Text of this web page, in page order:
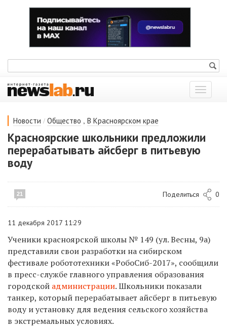
Показать
меню
Новости / Общество , В Красноярском крае
Красноярские школьники предложили
перерабатывать айсберг в питьевую
воду
21 Поделиться 0
11 декабря 2017 11:29
Ученики красноярской школы № 149 (ул. Весны, 9а)
представили свои разработки на сибирском
фестивале робототехники «РобоСиб-2017», сообщили
в пресс-службе главного управления образования
городской администрации. Школьники показали
танкер, который перерабатывает айсберг в питьевую
воду и установку для ведения сельского хозяйства
в экстремальных условиях.